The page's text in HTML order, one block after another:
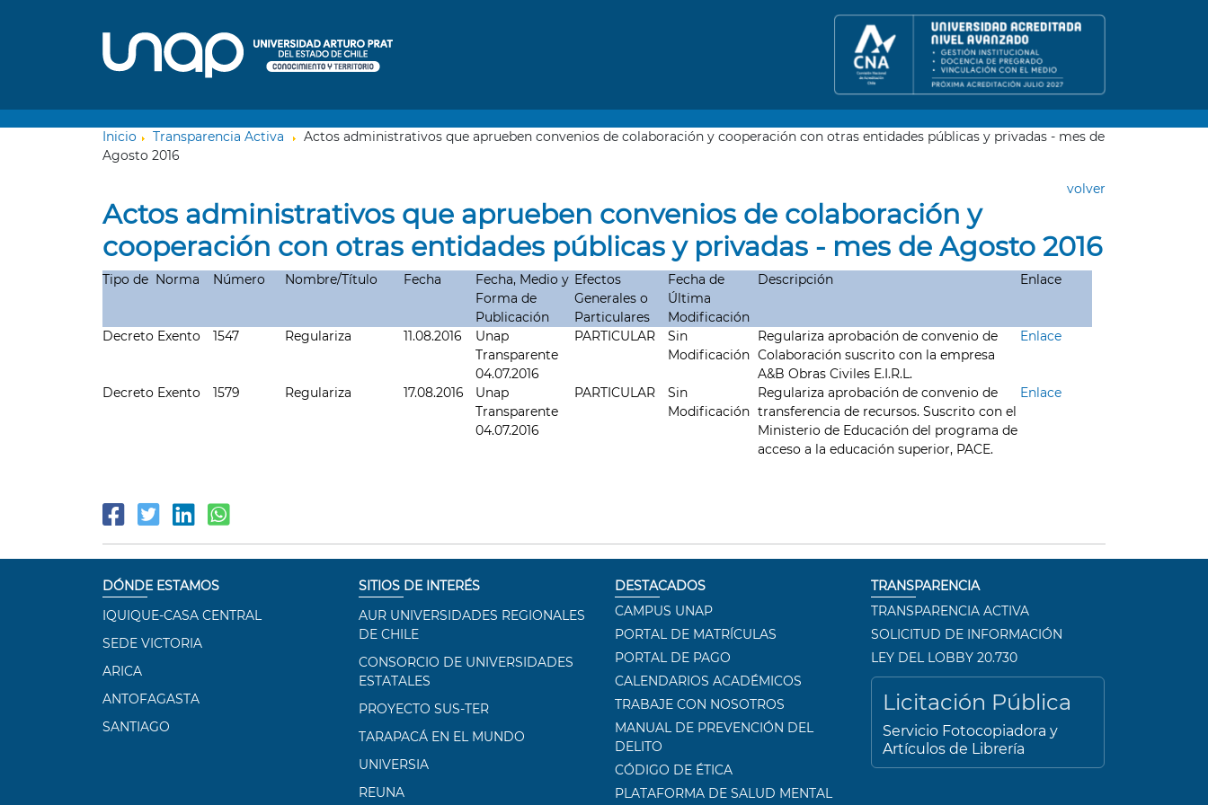
Inicio Transparencia Activa
Actos administrativos que aprueben convenios de colaboración y cooperación con otras entidades públicas y privadas - mes de
Agosto 2016
volver
Actos administrativos que aprueben convenios de colaboración y
cooperación con otras entidades públicas y privadas - mes de Agosto 2016
Tipo de Norma Número Nombre/Título Fecha
Fecha, Medio y
Forma de
Publicación
Efectos
Generales o
Particulares
Fecha de
Última
Modificación
Descripción Enlace
Decreto Exento 1547 Regulariza 11.08.2016
Unap
Transparente
04.07.2016
PARTICULAR
Sin
Modificación
Regulariza aprobación de convenio de
Colaboración suscrito con la empresa
A&B Obras Civiles E.I.R.L.
Enlace
Decreto Exento 1579 Regulariza 17.08.2016
Unap
Transparente
04.07.2016
PARTICULAR
Sin
Modificación
Regulariza aprobación de convenio de
transferencia de recursos. Suscrito con el
Ministerio de Educación del programa de
acceso a la educación superior, PACE.
Enlace
DÓNDE ESTAMOS
IQUIQUE-CASA CENTRAL
SEDE VICTORIA
ARICA
ANTOFAGASTA
SANTIAGO
SITIOS DE INTERÉS
AUR UNIVERSIDADES REGIONALES
DE CHILE
CONSORCIO DE UNIVERSIDADES
ESTATALES
PROYECTO SUS-TER
TARAPACÁ EN EL MUNDO
UNIVERSIA
REUNA
DESTACADOS
CAMPUS UNAP
PORTAL DE MATRÍCULAS
PORTAL DE PAGO
CALENDARIOS ACADÉMICOS
TRABAJE CON NOSOTROS
MANUAL DE PREVENCIÓN DEL
DELITO
CÓDIGO DE ÉTICA
PLATAFORMA DE SALUD MENTAL
TRANSPARENCIA
TRANSPARENCIA ACTIVA
SOLICITUD DE INFORMACIÓN
LEY DEL LOBBY 20.730
Licitación Pública
Servicio Fotocopiadora y
Artículos de Librería